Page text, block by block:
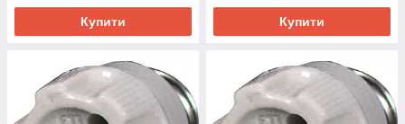
Купити Купити